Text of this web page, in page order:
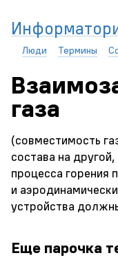
Люди Термины
газа
(совместимость
состава на
процесса горения
и
устройства
Еще парочка